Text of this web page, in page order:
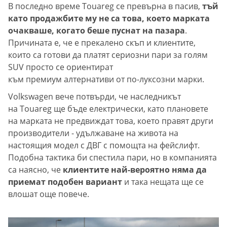
В последно време Touareg се превърна в пасив, тъй
като продажбите му не са това, което марката
очакваше, когато беше пуснат на пазара.
Причината е, че е прекалено скъп и клиентите,
които са готови да платят сериозни пари за голям
SUV просто се ориентират
към премиум алтернативи от по-луксозни марки.
Volkswagen вече потвърди, че наследникът
на Touareg ще бъде електрически, като плановете
на марката не предвиждат това, което правят други
производители - удължаване на живота на
настоящия модел с ДВГ с помощта на фейслифт.
Подобна тактика би спестила пари, но в компанията
са наясно, че клиентите най-вероятно няма да
приемат подобен вариант и така нещата ще се
влошат още повече.